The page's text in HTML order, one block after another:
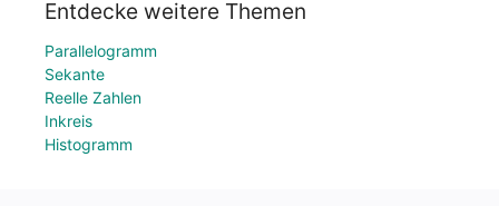
Entdecke weitere Themen
Parallelogramm
Sekante
Reelle Zahlen
Inkreis
Histogramm